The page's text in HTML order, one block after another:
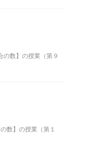
数】の授業（第９
数】の授業（第１